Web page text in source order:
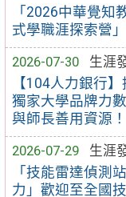
「2026中華覺知
式學職涯探索營
2026-07-30
生涯
【104人力銀行
獨家大學品牌力
與師長善用資源！
2026-07-29
生涯
「技能雷達偵測
力」歡迎至全國